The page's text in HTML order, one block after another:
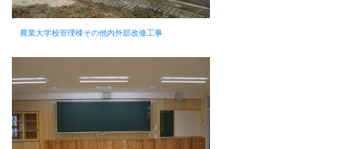
農業大学校管理棟その他内外部改修工事